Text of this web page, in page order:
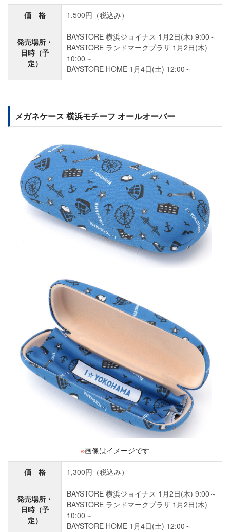
価 格 1,500円（税込み）
発売場所・
日時（予
定）
BAYSTORE 横浜ジョイナス 1月2日(木) 9:00～
BAYSTORE ランドマークプラザ 1月2日(木)
10:00～
BAYSTORE HOME 1月4日(土) 12:00～
メガネケース 横浜モチーフ オールオーバー
※画像はイメージです
価 格 1,300円（税込み）
発売場所・
日時（予
定）
BAYSTORE 横浜ジョイナス 1月2日(木) 9:00～
BAYSTORE ランドマークプラザ 1月2日(木)
10:00～
BAYSTORE HOME 1月4日(土) 12:00～